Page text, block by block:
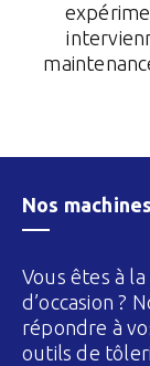
Nos
Vous êtes à
d’occasion ?
répondre à
outils de